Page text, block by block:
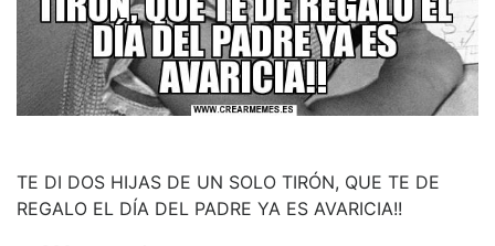
TE DI DOS HIJAS DE UN SOLO TIRÓN, QUE TE DE
REGALO EL DÍA DEL PADRE YA ES AVARICIA!!